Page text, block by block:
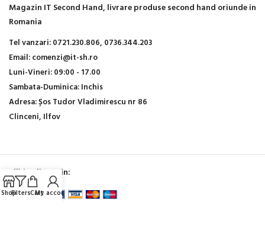
Magazin IT Second Hand, livrare produse second hand oriunde in
Romania
Tel vanzari:0721.230.806, 0736.344.203
Email:comenzi@it-sh.ro
Luni-Vineri:09:00 - 17.00
Sambata-Duminica:Inchis
Adresa:Șos Tudor Vladimirescu nr 86
Clinceni, Ilfov
Plăți online prin:
ShopFiltersCart
My account